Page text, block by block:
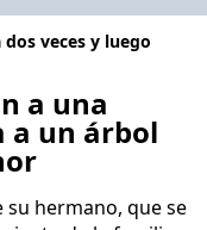
veces y luego
a una
a un árbol
su hermano, que se